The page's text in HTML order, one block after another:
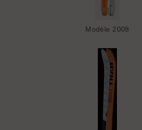
Modèle 2008